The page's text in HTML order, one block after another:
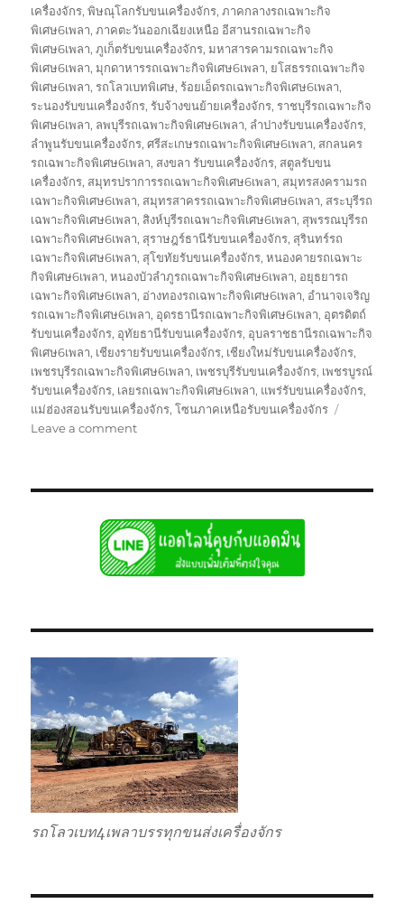
เครื่องจักร,พิษณุโลกรับขนเครื่องจักร,ภาคกลางรถเฉพาะกิจ
พิเศษ6เพลา,ภาคตะวันออกเฉียงเหนือ อีสานรถเฉพาะกิจ
พิเศษ6เพลา,ภูเก็ตรับขนเครื่องจักร,มหาสารคามรถเฉพาะกิจ
พิเศษ6เพลา,มุกดาหารรถเฉพาะกิจพิเศษ6เพลา, ยโสธรรถเฉพาะกิจ
พิเศษ6เพลา,รถโลวเบทพิเศษ,ร้อยเอ็ดรถเฉพาะกิจพิเศษ6เพลา,
ระนองรับขนเครื่องจักร,รับจ้างขนย้ายเครื่องจักร,ราชบุรีรถเฉพาะกิจ
พิเศษ6เพลา, ลพบุรีรถเฉพาะกิจพิเศษ6เพลา, ลำปางรับขนเครื่องจักร,
ลำพูนรับขนเครื่องจักร,ศรีสะเกษรถเฉพาะกิจพิเศษ6เพลา, สกลนคร
รถเฉพาะกิจพิเศษ6เพลา, สงขลา รับขนเครื่องจักร, สตูลรับขน
เครื่องจักร, สมุทรปราการรถเฉพาะกิจพิเศษ6เพลา, สมุทรสงครามรถ
เฉพาะกิจพิเศษ6เพลา, สมุทรสาครรถเฉพาะกิจพิเศษ6เพลา, สระบุรีรถ
เฉพาะกิจพิเศษ6เพลา, สิงห์บุรีรถเฉพาะกิจพิเศษ6เพลา, สุพรรณบุรีรถ
เฉพาะกิจพิเศษ6เพลา, สุราษฎร์ธานีรับขนเครื่องจักร, สุรินทร์รถ
เฉพาะกิจพิเศษ6เพลา, สุโขทัยรับขนเครื่องจักร,หนองคายรถเฉพาะ
กิจพิเศษ6เพลา,หนองบัวลำภูรถเฉพาะกิจพิเศษ6เพลา, อยุธยารถ
เฉพาะกิจพิเศษ6เพลา, อ่างทองรถเฉพาะกิจพิเศษ6เพลา, อำนาจเจริญ
รถเฉพาะกิจพิเศษ6เพลา, อุดรธานีรถเฉพาะกิจพิเศษ6เพลา, อุตรดิตถ์
รับขนเครื่องจักร, อุทัยธานีรับขนเครื่องจักร, อุบลราชธานีรถเฉพาะกิจ
พิเศษ6เพลา, เชียงรายรับขนเครื่องจักร, เชียงใหม่รับขนเครื่องจักร,
เพชรบุรีรถเฉพาะกิจพิเศษ6เพลา, เพชรบุรีรับขนเครื่องจักร, เพชรบูรณ์
รับขนเครื่องจักร, เลยรถเฉพาะกิจพิเศษ6เพลา, แพร่รับขนเครื่องจักร,
แม่ฮ่องสอนรับขนเครื่องจักร,โซนภาคเหนือรับขนเครื่องจักร
Leave a commenton
รับ
ส่ง
ไป
แบบ
รวม
รถโลวเบท4เพลาบรรทุกขนส่งเครื่องจักร